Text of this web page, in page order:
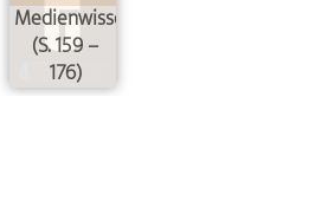
Medienwissenschaften
(S. 159 –
176)